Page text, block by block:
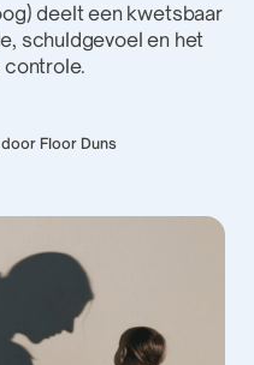
deelt een kwetsbaar
schuldgevoel en het
controle.
Floor Duns